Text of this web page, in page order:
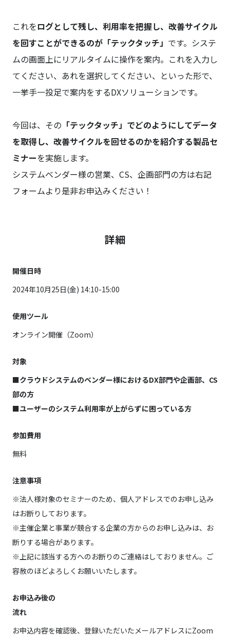
これをログとして残し、利用率を把握し、改善サイクル
を回すことができるのが「テックタッチ」 です。システ
ムの画面上にリアルタイムに操作を案内。これを入力し
てください、あれを選択してください、といった形で、
一挙手一投足で案内をするDXソリューションです。
今回は、その 「テックタッチ」でどのようにしてデータ
を取得し、改善サイクルを回せるのかを紹介する製品セ
ミナーを実施します。
システムベンダー様の営業、CS、企画部門の方は右記
フォームより是非お申込みください！
詳細
開催日時
2024年10月25日(金) 14:10-15:00
使用ツール
オンライン開催（Zoom）
対象
■クラウドシステムのベンダー様におけるDX部門や企画部、CS
部の方
■ユーザーのシステム利用率が上がらずに困っている方
参加費用
無料
注意事項
※法人様対象のセミナーのため、個人アドレスでのお申し込み
はお断りしております。
※主催企業と事業が競合する企業の方からのお申し込みは、お
断りする場合があります。
※上記に該当する方へのお断りのご連絡はしておりません。ご
容赦のほどよろしくお願いいたします。
お申込み後の
流れ
お申込内容を確認後、登録いただいたメールアドレスにZoom